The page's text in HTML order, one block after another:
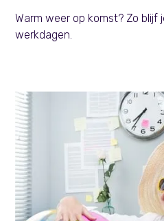
Warm weer op komst? Zo
werkdagen.